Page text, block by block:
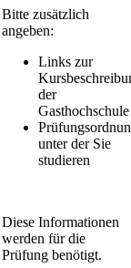
Bitte zusätzlich
angeben:
Links zur
der
unter der Sie
studieren
Diese Informationen
werden für die
Prüfung benötigt.